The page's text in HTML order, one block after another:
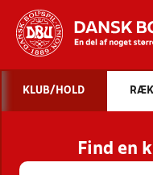
STILLINGER,
KLUB/HOLD
Find en